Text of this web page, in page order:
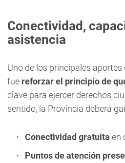
Conectividad,
asistencia
Uno de los principales
fue reforzar el principio de
clave para ejercer derechos
sentido, la Provincia deberá
Conectividad gratuita en
Puntos de atención